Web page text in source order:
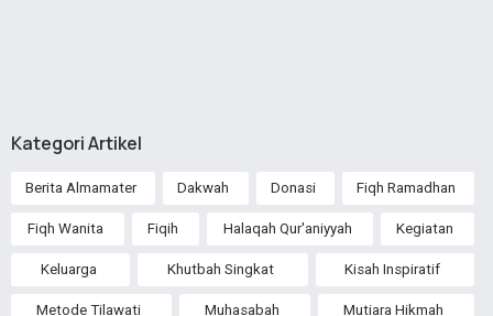
Kategori Artikel
Berita Almamater Dakwah Donasi Fiqh Ramadhan
Fiqh Wanita Fiqih Halaqah Qur'aniyyah Kegiatan
Keluarga Khutbah Singkat Kisah Inspiratif
Metode Tilawati Muhasabah Mutiara Hikmah